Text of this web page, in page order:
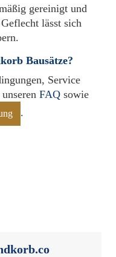
gereinigt und
lässt sich
Bausätze?
Service
FAQ sowie
.